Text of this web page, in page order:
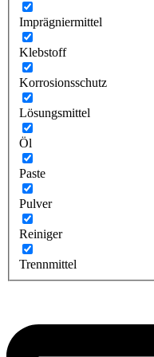
Imprägniermittel
Klebstoff
Korrosionsschutz
Lösungsmittel
Öl
Paste
Pulver
Reiniger
Trennmittel